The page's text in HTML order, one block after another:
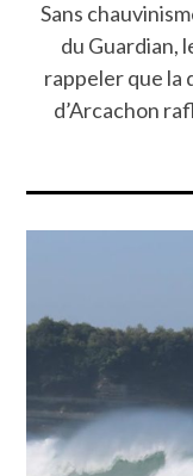
Sans
du Guardian,
rappeler que la
d’Arcachon